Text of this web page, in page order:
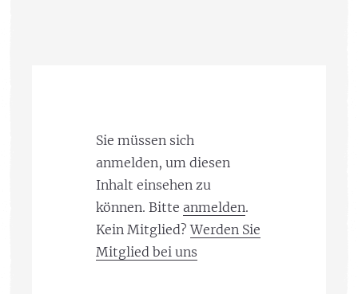
Sie müssen sich
anmelden, um diesen
Inhalt einsehen zu
können. Bitte anmelden.
Kein Mitglied?Werden Sie
Mitglied bei uns